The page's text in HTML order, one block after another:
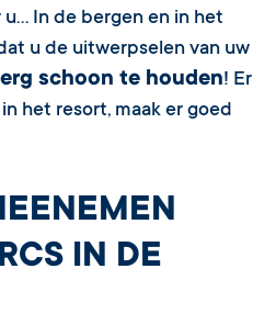
In de bergen en in het
u de uitwerpselen van uw
schoon te houden! Er
het resort, maak er goed
IN DE